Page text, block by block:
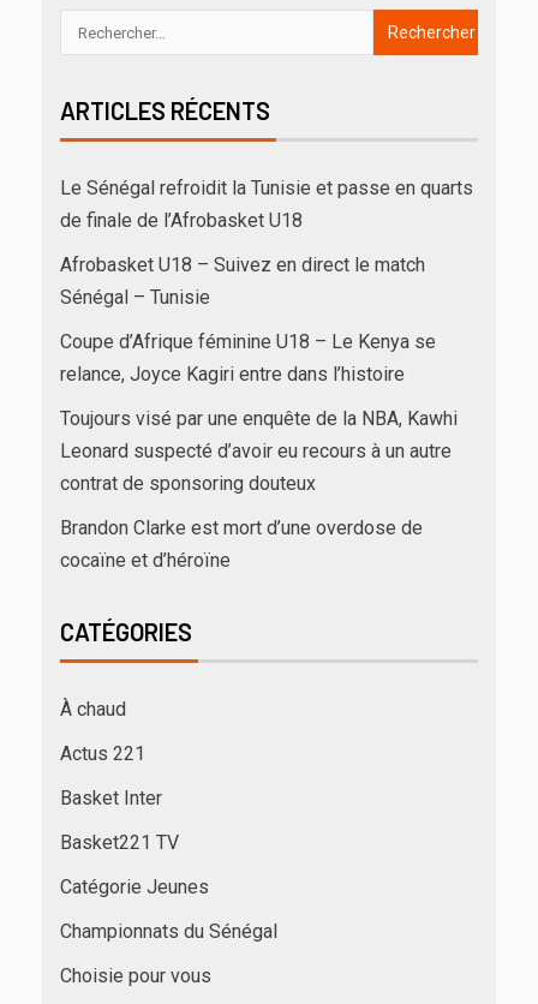
ARTICLES RÉCENTS
Le Sénégal refroidit la Tunisie et passe en quarts
de finale de l’Afrobasket U18
Afrobasket U18 – Suivez en direct le match
Sénégal – Tunisie
Coupe d’Afrique féminine U18 – Le Kenya se
relance, Joyce Kagiri entre dans l’histoire
Toujours visé par une enquête de la NBA, Kawhi
Leonard suspecté d’avoir eu recours à un autre
contrat de sponsoring douteux
Brandon Clarke est mort d’une overdose de
cocaïne et d’héroïne
CATÉGORIES
À chaud
Actus 221
Basket Inter
Basket221 TV
Catégorie Jeunes
Championnats du Sénégal
Choisie pour vous